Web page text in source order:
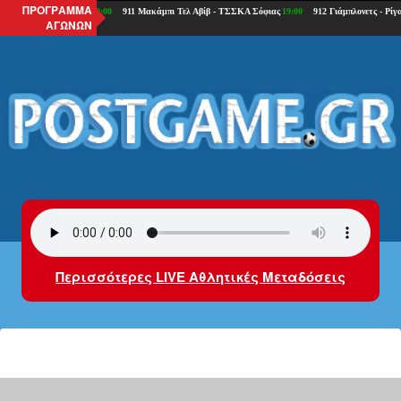
ΠΡΟΓΡΑΜΜΑ
ΑΓΩΝΩΝ
Περισσότερες LIVE Αθλητικές Μεταδόσεις